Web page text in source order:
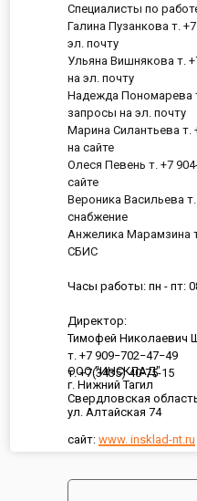
ООО "ИНСКЛАД"
г. Нижний Тагил
Свердловская
ул. Алтайская 74
сайт: www. insklad-nt.ru
Специалисты по
Галина Пузанкова т.
эл. почту
Ульяна Вишнякова т.
на эл. почту
Надежда Пономарева
запросы на эл. почту
Марина Силантьева т.
на сайте
Олеся Певень т. +7
сайте
Вероника Васильева т.
снабжение
Анжелика Марамзина
СБИС
Часы работы: пн - пт:
Директор:
Тимофей Николаевич
т. +7 909−702−47−49
т. +7(3435) 40-75-15